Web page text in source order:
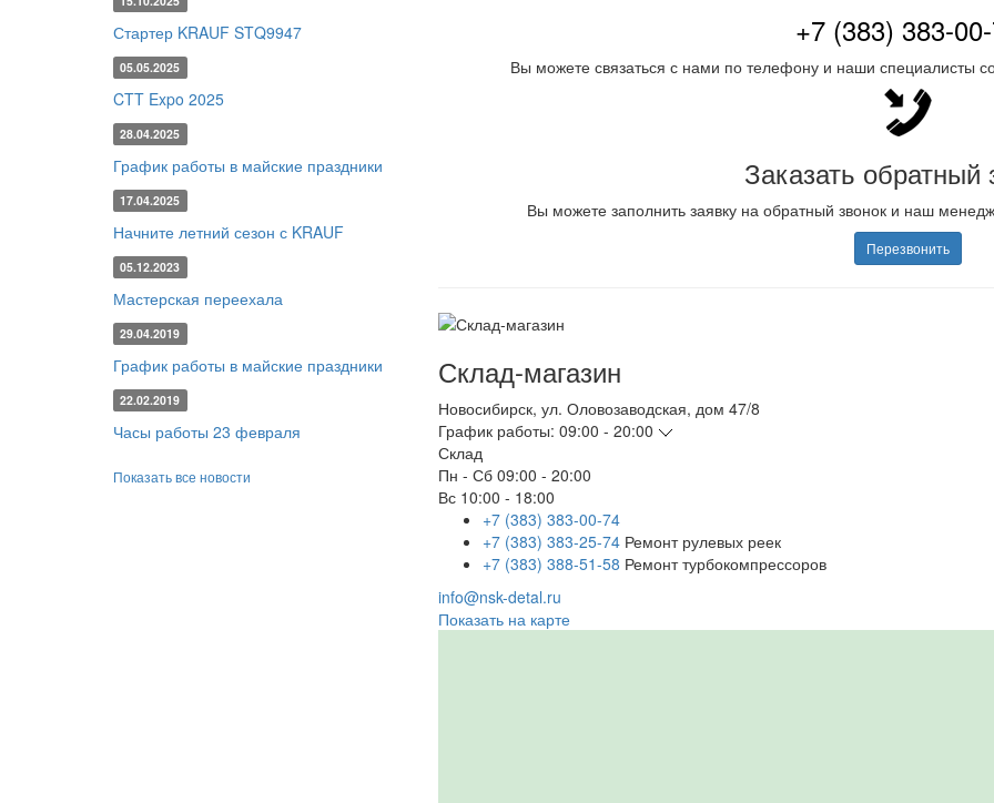
Стартер KRAUF STQ9947
05.05.2025
CTT Expo 2025
28.04.2025
График работы в майские праздники
17.04.2025
Начните летний сезон с KRAUF
05.12.2023
Мастерская переехала
29.04.2019
График работы в майские праздники
22.02.2019
Часы работы 23 февраля
Показать все новости
+7 (383) 383-
Вы можете связаться с нами по телефону и наши специалисты
Заказать обратный
Вы можете заполнить заявку на обратный звонок и наш
Перезвонить
Склад-магазин
Новосибирск, ул. Оловозаводская, дом 47/8
График работы: 09:00 - 20:00
Склад
Пн - Сб 09:00 - 20:00
Вс 10:00 - 18:00
+7 (383) 383-00-74
+7 (383) 383-25-74 Ремонт рулевых реек
+7 (383) 388-51-58 Ремонт турбокомпрессоров
info@nsk-detal.ru
Показать на карте